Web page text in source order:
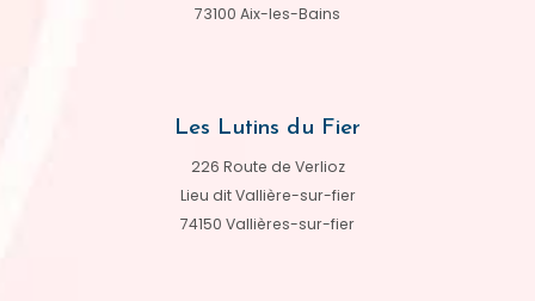
73100 Aix-les-Bains
Les Lutins du Fier
226 Route de Verlioz
Lieu dit Vallière-sur-fier
74150 Vallières-sur-fier